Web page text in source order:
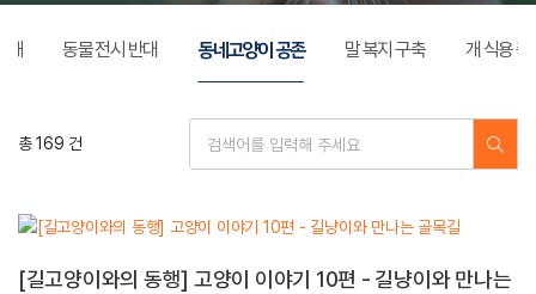
쇄 동물 전시 반대 동네고양이 공존 말 복지 구축 개 식용 종
총 169 건
[길고양이와의 동행] 고양이 이야기 10편 - 길냥이와 만나는